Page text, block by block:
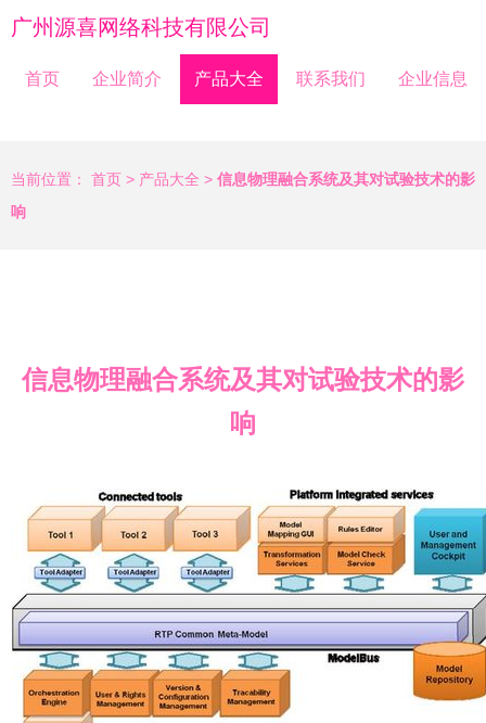
广州源喜网络科技有限公司
首页 企业简介 产品大全 联系我们 企业信息
当前位置： 首页 > 产品大全 > 信息物理融合系统及其对试验技术的影
响
信息物理融合系统及其对试验技术的影
响